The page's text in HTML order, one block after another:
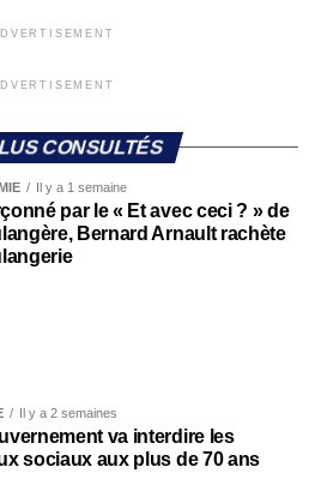
CONSULTÉS
Il y a 1 semaine
par le « Et avec ceci ? » de
Bernard Arnault rachète
Il y a 2 semaines
va interdire les
sociaux aux plus de 70 ans